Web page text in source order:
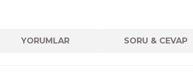
YORUMLAR SORU & CEVAP